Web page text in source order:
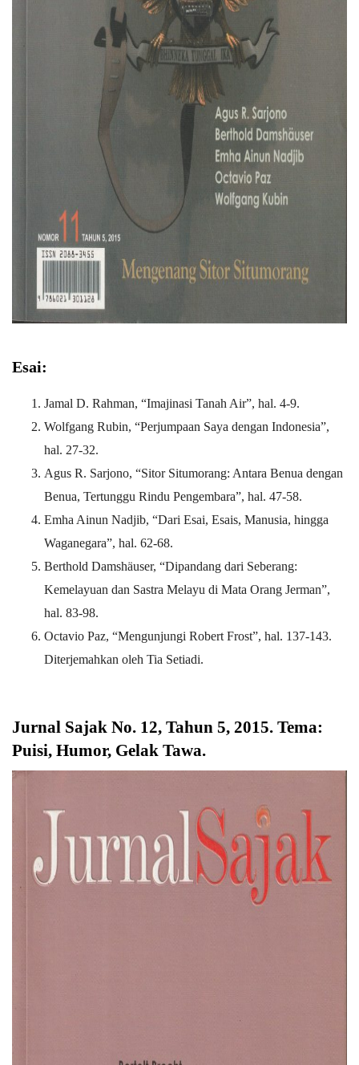
Esai:
Jamal D. Rahman, “Imajinasi Tanah Air”, hal. 4-9.
Wolfgang Rubin, “Perjumpaan Saya dengan Indonesia”,
hal. 27-32.
Agus R. Sarjono, “Sitor Situmorang: Antara Benua dengan
Benua, Tertunggu Rindu Pengembara”, hal. 47-58.
Emha Ainun Nadjib, “Dari Esai, Esais, Manusia, hingga
Waganegara”, hal. 62-68.
Berthold Damshäuser, “Dipandang dari Seberang:
Kemelayuan dan Sastra Melayu di Mata Orang Jerman”,
hal. 83-98.
Octavio Paz, “Mengunjungi Robert Frost”, hal. 137-143.
Diterjemahkan oleh Tia Setiadi.
Jurnal Sajak No. 12, Tahun 5, 2015. Tema:
Puisi, Humor, Gelak Tawa.